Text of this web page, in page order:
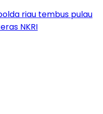
riau tembus pulau
NKRI